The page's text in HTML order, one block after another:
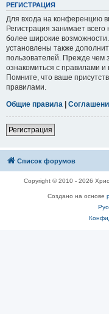
РЕГИСТРАЦИЯ
Для входа на конференцию
Регистрация занимает
более широкие
установлены также
пользователей. Прежде чем
ознакомиться с правилами
Помните, что ваше
правилами.
Общие правила
Регистрация
Список форумов
Copyright © 2010 - 2026
Создано на основе